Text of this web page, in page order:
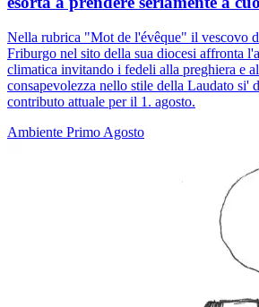
Nella rubrica "Mot de l'évêque" il vescovo
Friburgo nel sito della sua diocesi affronta
climatica invitando i fedeli alla preghiera e
consapevolezza nello stile della Laudato si'
contributo attuale per il 1. agosto.
Ambiente Primo Agosto